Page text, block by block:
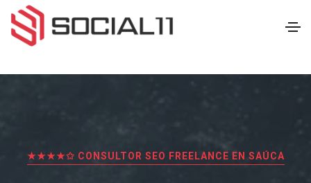
★★★★✩ CONSULTOR SEO FREELANCE EN SAÚCA